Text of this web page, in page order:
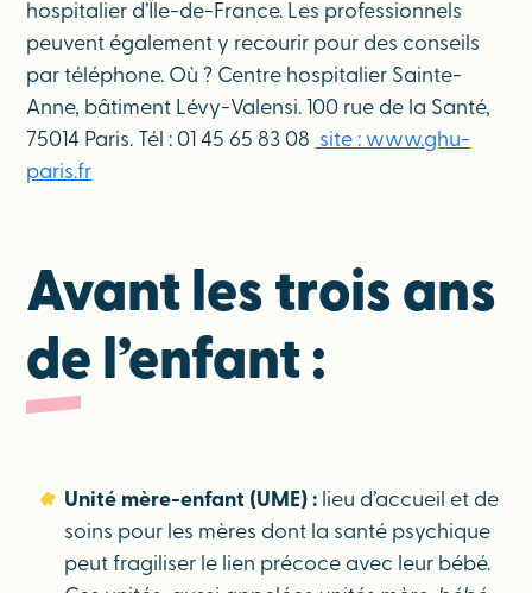
hospitalier d’Île-de-France. Les professionnels
peuvent également y recourir pour des conseils
par téléphone. Où ? Centre hospitalier Sainte-
Anne, bâtiment Lévy-Valensi. 100 rue de la Santé,
75014 Paris. Tél : 01 45 65 83 08 site : www.ghu-
paris.fr
Avant les trois ans
de l’enfant :
Unité mère-enfant (UME) : lieu d’accueil et de
soins pour les mères dont la santé psychique
peut fragiliser le lien précoce avec leur bébé.